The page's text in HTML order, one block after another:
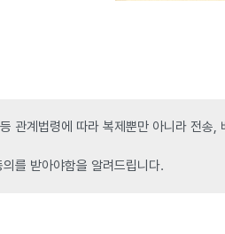
관계법령에 따라 복제뿐만 아니라 전송
를 받아야함을 알려드립니다.